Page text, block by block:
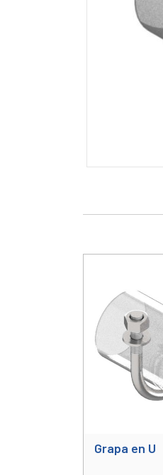
Grapa en U